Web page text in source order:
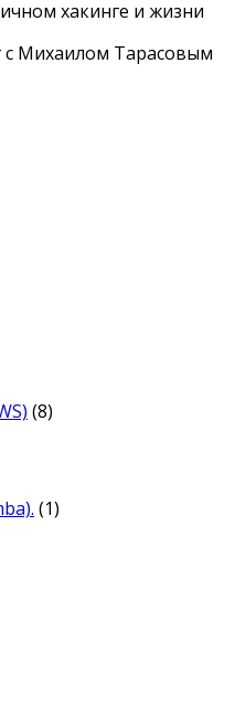
хакинге и жизни
с Михаилом Тарасовым
(8)
(1)